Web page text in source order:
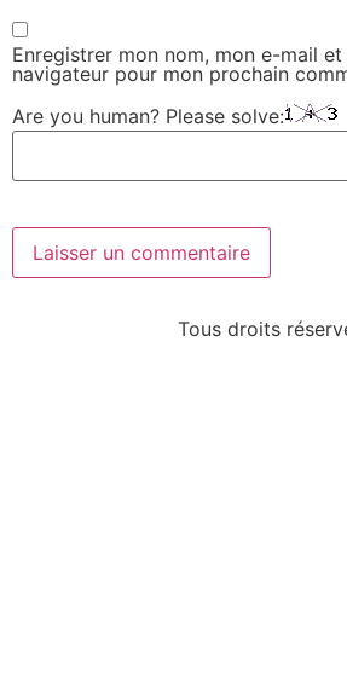
Enregistrer mon nom, mon e-mail
navigateur pour mon prochain
Are you human? Please solve:
Tous droits